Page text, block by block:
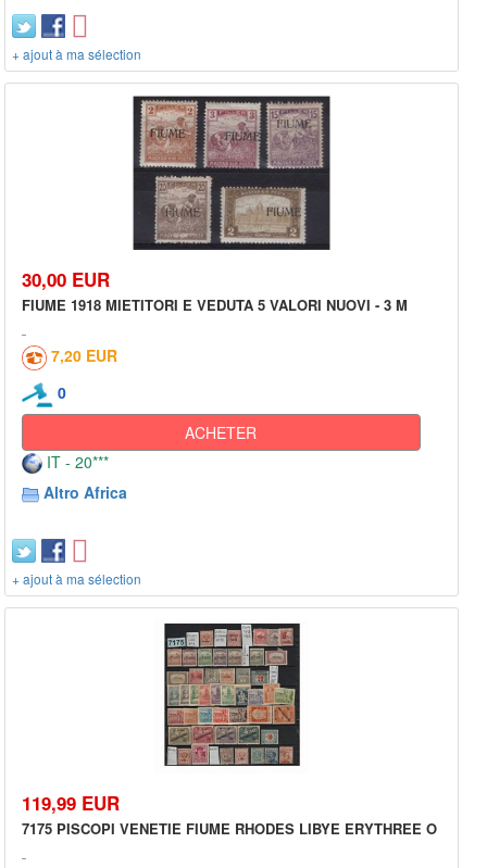
+ ajout à ma sélection
30,00 EUR
FIUME 1918 MIETITORI E VEDUTA 5 VALORI NUOVI - 3 M
7,20 EUR
0
ACHETER
IT - 20***
Altro Africa
+ ajout à ma sélection
119,99 EUR
7175 PISCOPI VENETIE FIUME RHODES LIBYE ERYTHREE O